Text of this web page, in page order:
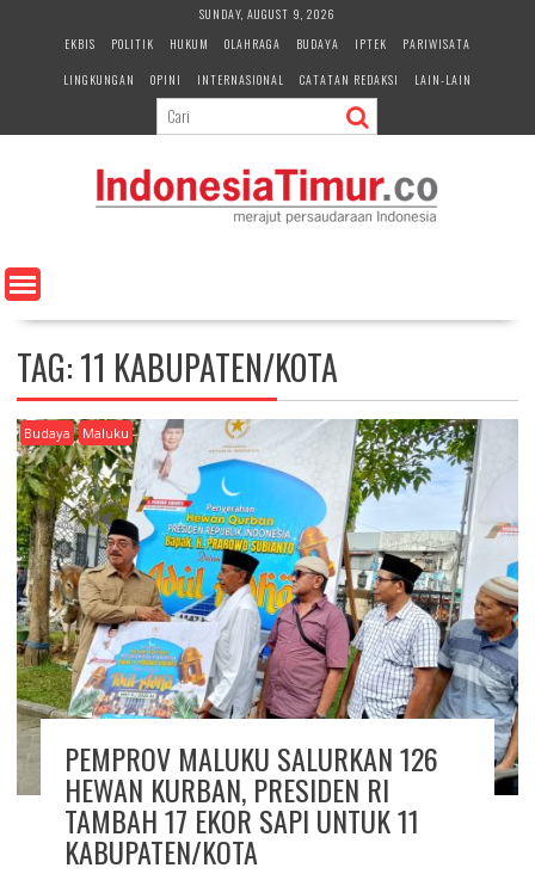
e
n
SUNDAY, AUGUST 9, 2026
EKBIS
POLITIK HUKUM OLAHRAGA BUDAYA IPTEK
PARIWISATA
LINGKUNGAN
OPINI INTERNASIONAL CATATAN REDAKSI LAIN-LAIN
TAG:11 KABUPATEN/KOTA
Budaya Maluku
PEMPROV MALUKU SALURKAN 126
HEWAN KURBAN, PRESIDEN RI
TAMBAH 17 EKOR SAPI UNTUK 11
KABUPATEN/KOTA